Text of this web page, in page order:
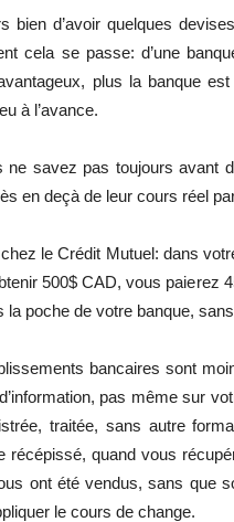
bien d’avoir quelques
cela se passe: d’une
plus la banque
à l’avance.
ne savez pas toujours avant
en deçà de leur cours réel
le Crédit Mutuel: dans
500$ CAD, vous paierez
la poche de votre banque,
bancaires sont
pas même sur
traitée, sans autre
récépissé, quand vous
ont été vendus, sans que
le cours de change.